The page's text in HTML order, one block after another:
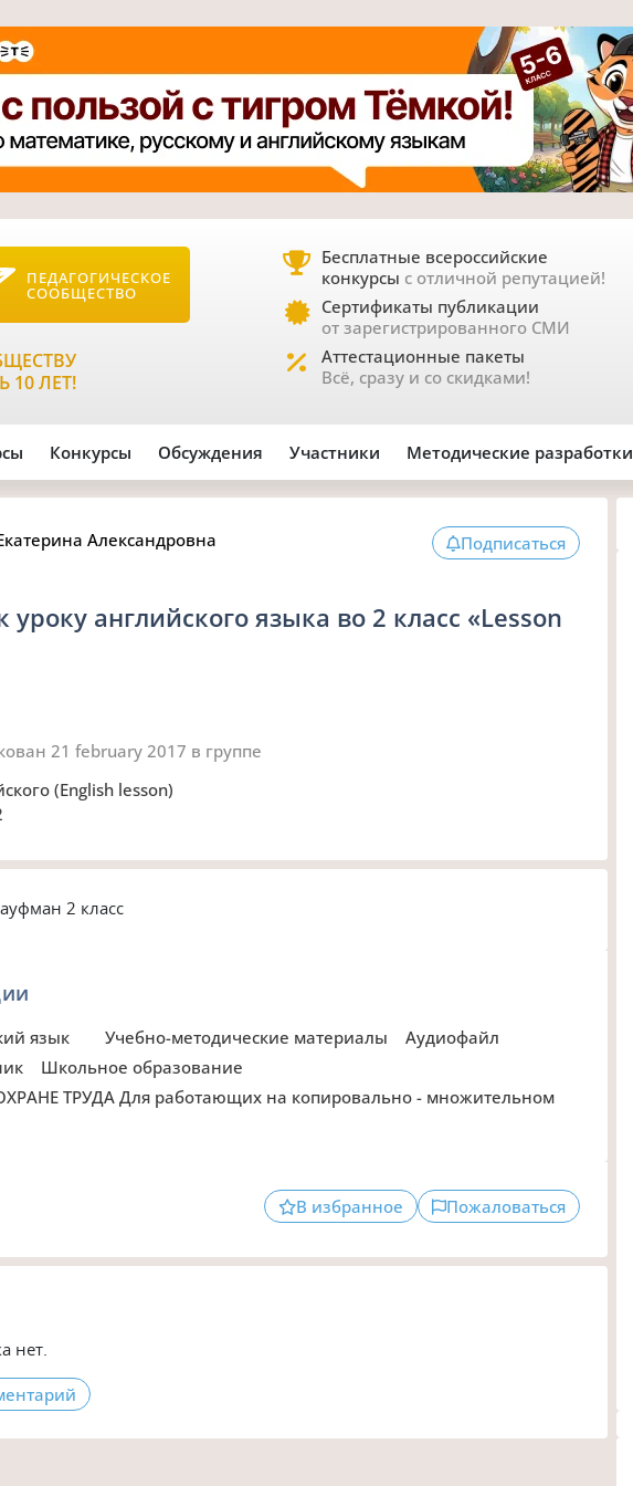
ПЕДАГОГИЧЕСКОЕ
СООБЩЕСТВО
ЛЕТ!
Бесплатные всероссийские
конкурсы с отличной репутацией!
Сертификаты публикации
от зарегистрированного СМИ
Аттестационные пакеты
Всё, сразу и со скидками!
Конкурсы Обсуждения Участники Методические разработки
Александровна
Подписаться
английского языка во 2 класс «Lesson
21 february 2017 в группе
(English lesson)
2 класс
язык Учебно-методические материалы
Аудиофайл
Школьное образование
В избранное Пожаловаться
нет.